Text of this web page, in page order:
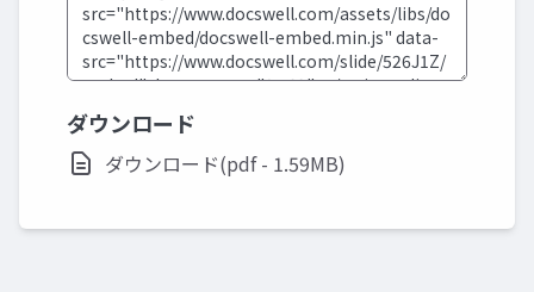
ダウンロード
ダウンロード(pdf - 1.59MB)